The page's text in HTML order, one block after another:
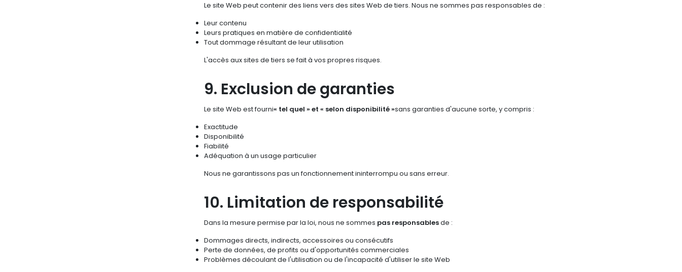
Le site Web peut contenir des liens vers des sites Web de tiers. Nous ne sommes pas responsables de :
Leur contenu
Leurs pratiques en matière de confidentialité
Tout dommage résultant de leur utilisation
L'accès aux sites de tiers se fait à vos propres risques.
9. Exclusion de garanties
Le site Web est fourni« tel quel » et « selon disponibilité »sans garanties d'aucune sorte, y compris :
Exactitude
Disponibilité
Fiabilité
Adéquation à un usage particulier
Nous ne garantissons pas un fonctionnement ininterrompu ou sans erreur.
10. Limitation de responsabilité
Dans la mesure permise par la loi, nous ne sommes pas responsablesde :
Dommages directs, indirects, accessoires ou consécutifs
Perte de données, de profits ou d'opportunités commerciales
Problèmes découlant de l'utilisation ou de l'incapacité d'utiliser le site Web